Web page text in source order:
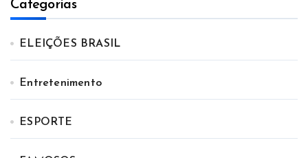
Categorias
ELEIÇÕES BRASIL
Entretenimento
ESPORTE